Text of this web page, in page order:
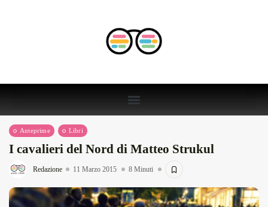
Anteprime Libri
I cavalieri del Nord di Matteo Strukul
Redazione 11 Marzo 2015 8 Minuti